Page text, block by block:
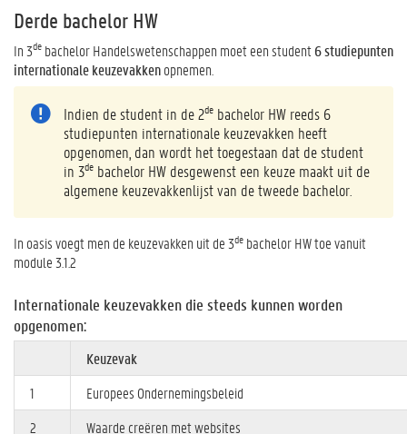
Derde bachelor HW
In 3de bachelor Handelswetenschappen moet een student6 studiepunten
internationale keuzevakkenopnemen.
Indien de student in de 2de bachelor HW reeds 6
studiepunten internationale keuzevakken heeft
opgenomen, dan wordt het toegestaan dat de student
in 3de bachelor HW desgewenst een keuze maakt uit de
algemene keuzevakkenlijst van de tweede bachelor.
In oasis voegt men de keuzevakken uit de 3de bachelor HW toe vanuit
module 3.1.2
Internationale keuzevakken die steeds kunnen worden
opgenomen:
Keuzevak
1
Europees Ondernemingsbeleid
2
Waarde creëren met websites